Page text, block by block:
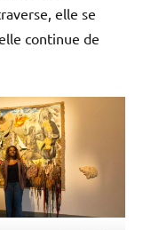
elle se
continue de